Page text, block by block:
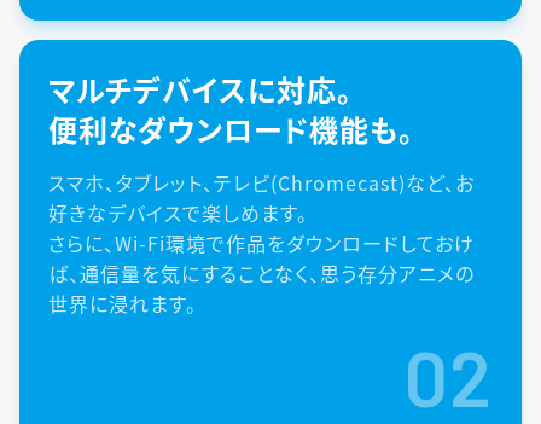
マルチデバイスに対応。
便利なダウンロード機能も。
スマホ、タブレット、テレビ(Chromecast)など、お
好きなデバイスで楽しめます。
さらに、Wi-Fi環境で作品をダウンロードしておけ
ば、通信量を気にすることなく、思う存分アニメの
世界に浸れます。
02